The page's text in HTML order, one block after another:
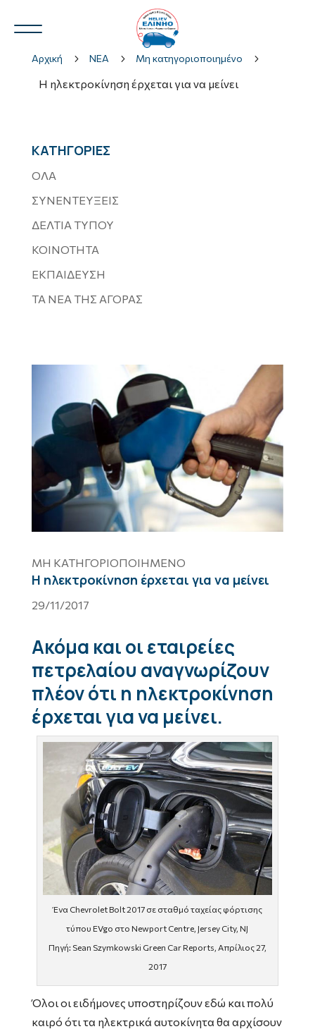
3
Αρχική 5 ΝΕΑ 5 Μη κατηγοριοποιημένο 5
Η ηλεκτροκίνηση έρχεται για να μείνει
ΚΑΤΗΓΟΡΙΕΣ
ΟΛΑ
ΣΥΝΕΝΤΕΥΞΕΙΣ
ΔΕΛΤΙΑ ΤΥΠΟΥ
ΚΟΙΝΟΤΗΤΑ
ΕΚΠΑΙΔΕΥΣΗ
ΤΑ ΝΕΑ ΤΗΣ ΑΓΟΡΑΣ
ΜΗ ΚΑΤΗΓΟΡΙΟΠΟΙΗΜΈΝΟ
Η ηλεκτροκίνηση έρχεται για να μείνει
29/11/2017
Ακόμα και οι εταιρείες
πετρελαίου αναγνωρίζουν
πλέον ότι η ηλεκτροκίνηση
έρχεται για να μείνει.
Ένα Chevrolet Bolt 2017 σε σταθμό ταχείας φόρτισης
τύπου EVgo στο Newport Centre, Jersey City, NJ
Πηγή: Sean Szymkowski Green Car Reports, Απρίλιος 27,
2017
Όλοι οι ειδήμονες υποστηρίζουν εδώ και πολύ
καιρό ότι τα ηλεκτρικά αυτοκίνητα θα αρχίσουν